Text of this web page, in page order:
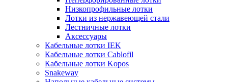
Низкопрофильные лотки
Лотки из нержавеющей стали
Лестничные лотки
Аксессуары
Кабельные лотки IEK
Кабельные лотки Cablofil
Кабельные лотки Kopos
Snakeway